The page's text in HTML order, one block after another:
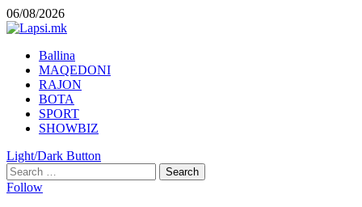
Skip
to
06/08/2026
Primary
Menu
Ballina
MAQEDONI
RAJON
BOTA
SPORT
SHOWBIZ
Light/Dark Button
Search
for:
Follow